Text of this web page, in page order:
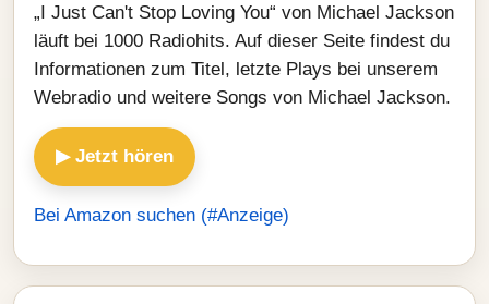
„I Just Can't Stop Loving You“ von Michael Jackson
läuft bei 1000 Radiohits. Auf dieser Seite findest du
Informationen zum Titel, letzte Plays bei unserem
Webradio und weitere Songs von Michael Jackson.
▶ Jetzt hören
Bei Amazon suchen (#Anzeige)